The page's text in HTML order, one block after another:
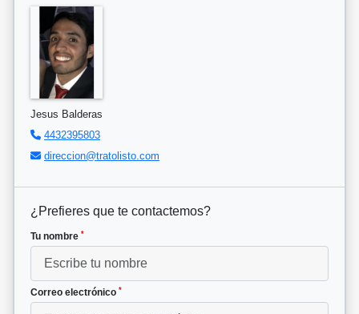
Jesus Balderas
4432395803
direccion@tratolisto.com
¿Prefieres que te contactemos?
Tu nombre *
Correo electrónico *